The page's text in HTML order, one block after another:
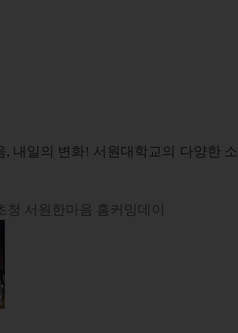
내일의 변화! 서원대학교의 다양한 소
청 서원한마음 홈커밍데이